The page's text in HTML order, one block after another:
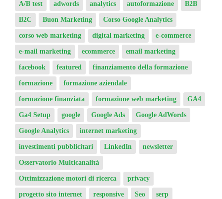
A/B test adwords analytics autoformazione B2B
B2C Buon Marketing Corso Google Analytics
corso web marketing digital marketing e-commerce
e-mail marketing ecommerce email marketing
facebook featured finanziamento della formazione
formazione formazione aziendale
formazione finanziata formazione web marketing GA4
Ga4 Setup google Google Ads Google AdWords
Google Analytics internet marketing
investimenti pubblicitari LinkedIn newsletter
Osservatorio Multicanalità
Ottimizzazione motori di ricerca privacy
progetto sito internet responsive Seo serp